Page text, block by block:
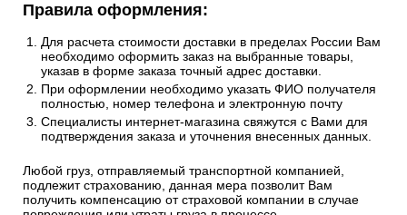
Правила оформления:
Для расчета стоимости доставки в пределах России Вам
необходимо оформить заказ на выбранные товары,
указав в форме заказа точный адрес доставки.
При оформлении необходимо указать ФИО получателя
полностью, номер телефона и электронную почту
Специалисты интернет-магазина свяжутся с Вами для
подтверждения заказа и уточнения внесенных данных.
Любой груз, отправляемый транспортной компанией,
подлежит страхованию, данная мера позволит Вам
получить компенсацию от страховой компании в случае